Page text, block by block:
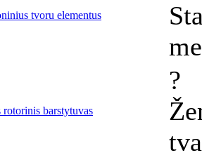
tvoru elementus
rotorinis barstytuvas
?